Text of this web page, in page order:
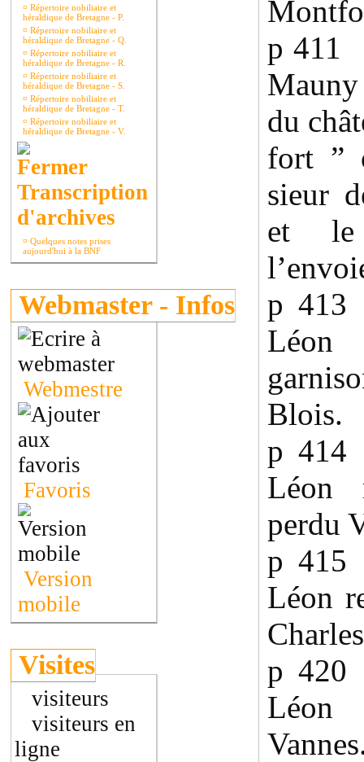
¤ Répertoire nobiliaire et
héraldique de Bretagne - P.
¤ Répertoire nobiliaire et
héraldique de Bretagne - Q.
¤ Répertoire nobiliaire et
héraldique de Bretagne - R.
¤ Répertoire nobiliaire et
héraldique de Bretagne - S.
¤ Répertoire nobiliaire et
héraldique de Bretagne - T.
¤ Répertoire nobiliaire et
héraldique de Bretagne - V.
Transcription
d'archives
¤ Quelques notes prises
aujourd'hui à la BNF
Webmaster - Infos
Webmestre
Favoris
Version
mobile
Visites
visiteurs
visiteurs en
ligne
p 411
du
fort ”
sieur
et le
p
Blois.
p
Léon
perdu
p
Léon
p
Léon